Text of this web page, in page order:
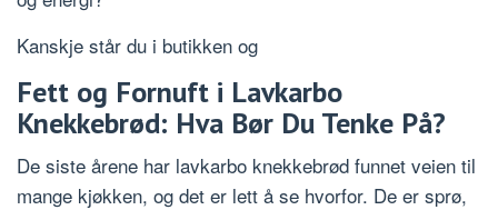
Kanskje står du i butikken og
Fett og Fornuft i Lavkarbo
Knekkebrød: Hva Bør Du Tenke På?
De siste årene har lavkarbo knekkebrød funnet veien til
mange kjøkken, og det er lett å se hvorfor. De er sprø,